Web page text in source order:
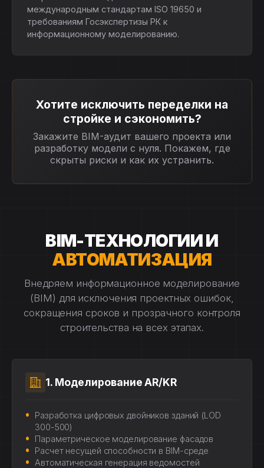
международным стандартам ISO 19650 и
требованиям Госэкспертизы РК к
информационному моделированию.
Хотите исключить переделки на
стройке и сэкономить?
Закажите BIM-аудит вашего проекта или
разработку модели с нуля. Покажем, где
скрыты риски и как их устранить.
BIM-ТЕХНОЛОГИИ И
АВТОМАТИЗАЦИЯ
Внедряем информационное моделирование
(BIM) для исключения проектных ошибок,
сокращения сроков и прозрачного контроля
строительства на всех этапах.
1. Моделирование AR/KR
Разработка цифровых двойников зданий (LOD
300-500)
Параметрическое моделирование фасадов
Расчет несущей способности в BIM-среде
Автоматическая генерация ведомостей